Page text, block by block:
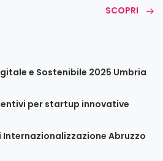
SCOPRI
e Sostenibile 2025 Umbria
per startup innovative
Abruzzo